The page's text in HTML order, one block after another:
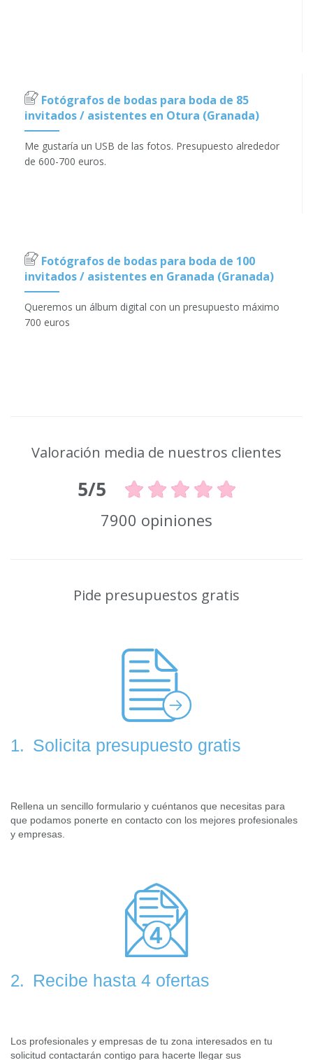
Fotógrafos de bodas para boda de 85
invitados / asistentes en Otura (Granada)
Me gustaría un USB de las fotos. Presupuesto alrededor
de 600-700 euros.
Fotógrafos de bodas para boda de 100
invitados / asistentes en Granada (Granada)
Queremos un álbum digital con un presupuesto máximo
700 euros
Valoración media de nuestros clientes
5/5
7900 opiniones
Pide presupuestos gratis
1. Solicita presupuesto gratis
Rellena un sencillo formulario y cuéntanos que necesitas para
que podamos ponerte en contacto con los mejores profesionales
y empresas.
2. Recibe hasta 4 ofertas
Los profesionales y empresas de tu zona interesados en tu
solicitud contactarán contigo para hacerte llegar sus